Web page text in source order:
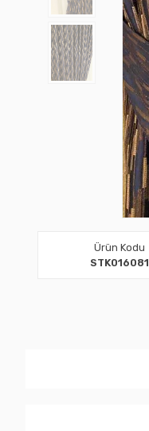
Ürün Kodu
STK016081